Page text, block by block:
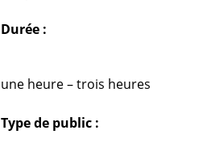
Durée :
une heure – trois heures
Type de public :